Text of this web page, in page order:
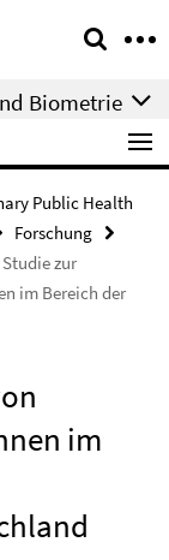
Biometrie
Public Health
Forschung
Studie zur
im Bereich der
im